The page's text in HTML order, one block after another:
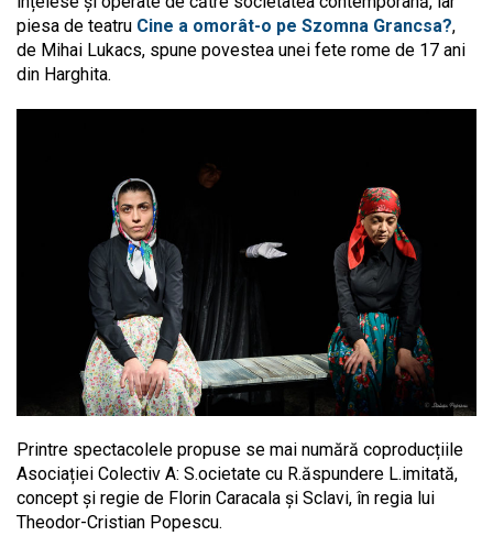
piesa de teatru Cine a omorât-o pe Szomna Grancsa?,
de Mihai Lukacs, spune povestea unei fete rome de 17 ani
din Harghita.
Printre spectacolele propuse se mai numără coproducțiile
Asociației Colectiv A: S.ocietate cu R.ăspundere L.imitată,
concept și regie de Florin Caracala și Sclavi, în regia lui
Theodor-Cristian Popescu.